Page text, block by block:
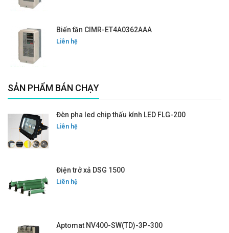
Biến tần CIMR-ET4A0362AAA
Liên hệ
SẢN PHẨM BÁN CHẠY
Đèn pha led chip thấu kính LED FLG-200
Liên hệ
Điện trở xả DSG 1500
Liên hệ
Aptomat NV400-SW(TD)-3P-300